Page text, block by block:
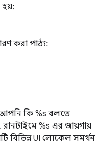
হয়:
করা পাঠ্য:
কি %s বলতে
রানটাইমে %s এর জায়গায়
বিভিন্ন UI লোকেল সমর্থন